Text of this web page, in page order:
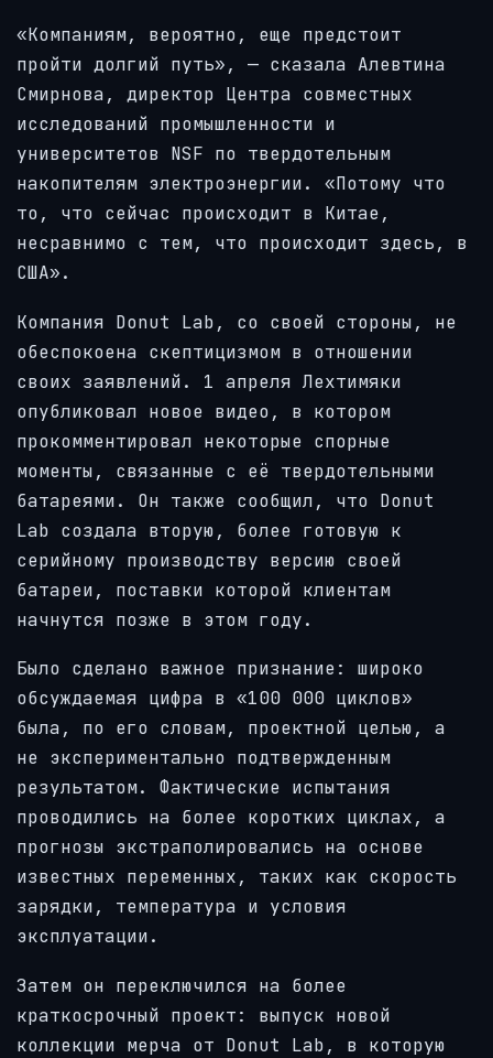
«Компаниям, вероятно, еще предстоит
пройти долгий путь», — сказала Алевтина
Смирнова, директор Центра совместных
исследований промышленности и
университетов NSF по твердотельным
накопителям электроэнергии. «Потому что
то, что сейчас происходит в Китае,
несравнимо с тем, что происходит здесь, в
США».
Компания Donut Lab, со своей стороны, не
обеспокоена скептицизмом в отношении
своих заявлений. 1 апреля Лехтимяки
опубликовал новое видео, в котором
прокомментировал некоторые спорные
моменты, связанные с её твердотельными
батареями. Он также сообщил, что Donut
Lab создала вторую, более готовую к
серийному производству версию своей
батареи, поставки которой клиентам
начнутся позже в этом году.
Было сделано важное признание: широко
обсуждаемая цифра в «100 000 циклов»
была, по его словам, проектной целью, а
не экспериментально подтвержденным
результатом. Фактические испытания
проводились на более коротких циклах, а
прогнозы экстраполировались на основе
известных переменных, таких как скорость
зарядки, температура и условия
эксплуатации.
Затем он переключился на более
краткосрочный проект: выпуск новой
коллекции мерча от Donut Lab, в которую